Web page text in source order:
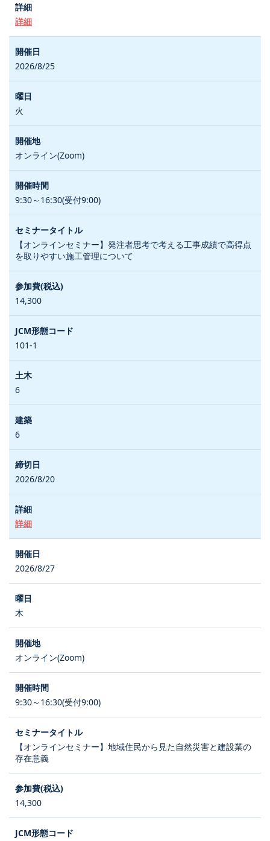
詳細
2026/8/25
火
オンライン(Zoom)
9:30～16:30(受付9:00)
【オンラインセミナー】発注者思考で考える工事成績で高得点
を取りやすい施工管理について
14,300
101-1
6
6
2026/8/20
詳細
2026/8/27
木
オンライン(Zoom)
9:30～16:30(受付9:00)
【オンラインセミナー】地域住民から見た自然災害と建設業の
存在意義
14,300